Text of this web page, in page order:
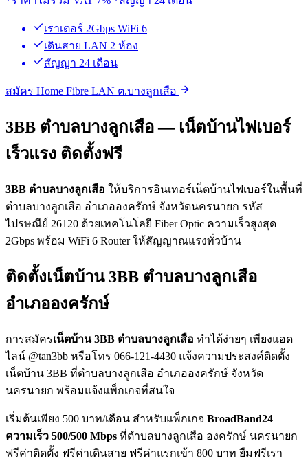
เราเตอร์ 2Gbps WiFi 6
เดินสาย LAN 2 ห้อง
สัญญา 24 เดือน
สมัคร Home Fibre LAN ต.บางลูกเสือ
3BB ตำบลบางลูกเสือ — เน็ตบ้านไฟเบอร์
เร็วแรง ติดตั้งฟรี
3BB ตำบลบางลูกเสือ ให้บริการอินเทอร์เน็ตบ้านไฟเบอร์ในพื้นที่
ตำบลบางลูกเสือ อำเภอองครักษ์ จังหวัดนครนายก รหัส
ไปรษณีย์ 26120 ด้วยเทคโนโลยี Fiber Optic ความเร็วสูงสุด
2Gbps พร้อม WiFi 6 Router ให้สัญญาณแรงทั่วบ้าน
ติดตั้งเน็ตบ้าน 3BB ตำบลบางลูกเสือ
อำเภอองครักษ์
การสมัครเน็ตบ้าน 3BB ตำบลบางลูกเสือ ทำได้ง่ายๆ เพียงแอด
ไลน์ @tan3bb หรือโทร 066-121-4430 แจ้งความประสงค์ติดตั้ง
เน็ตบ้าน 3BB ที่ตำบลบางลูกเสือ อำเภอองครักษ์ จังหวัด
นครนายก พร้อมแจ้งแพ็กเกจที่สนใจ
เริ่มต้นเพียง 500 บาท/เดือน สำหรับแพ็กเกจ BroadBand24
ความเร็ว 500/500 Mbps ที่ตำบลบางลูกเสือ องครักษ์ นครนายก
ฟรีค่าติดตั้ง ฟรีค่าเดินสาย ฟรีค่าแรกเข้า 800 บาท ยืมฟรีเรา